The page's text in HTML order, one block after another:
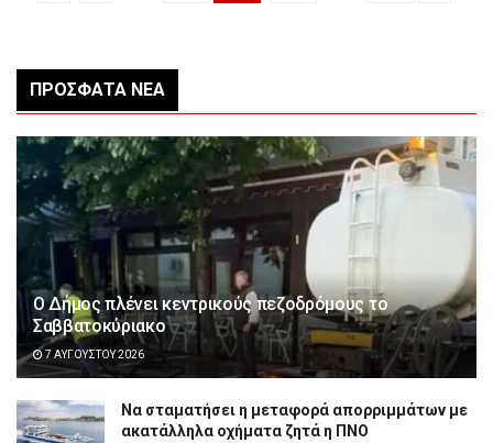
ΠΡΌΣΦΑΤΑ ΝΈΑ
Ο Δήμος πλένει κεντρικούς πεζοδρόμους το
Σαββατοκύριακο
7 ΑΥΓΟΎΣΤΟΥ 2026
Να σταματήσει η μεταφορά απορριμμάτων με
ακατάλληλα οχήματα ζητά η ΠΝΟ